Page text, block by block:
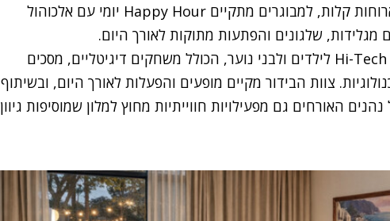
במהלך היום מוגשות גם ארוחות קלות, למבוגרים מתקיים Happy Hour יומי עם אלכוהול
מגלידות, שלגונים והפתעות מתוקות לאורך היום.
בנוסף, פועל במלון מועדון Hi-Tech לילדים ולבני נוער, הכולל משחקים דיגיטליים, מסכים
צוות הבידור מקיים מופעים והפעלות לאורך היום, ובשיתוף
האורחים גם מפעילויות חווייתיות מחוץ למלון שמוסיפות גיוון